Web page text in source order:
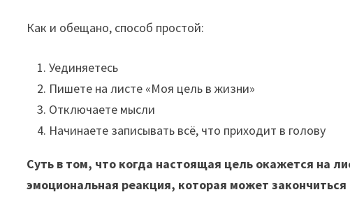
Как и обещано, способ простой:
Уединяетесь
Пишете на листе «Моя цель в жизни»
Отключаете мысли
Начинаете записывать всё, что приходит в голову
Суть в том, что когда настоящая цель окажется на
эмоциональная реакция, которая может закончиться